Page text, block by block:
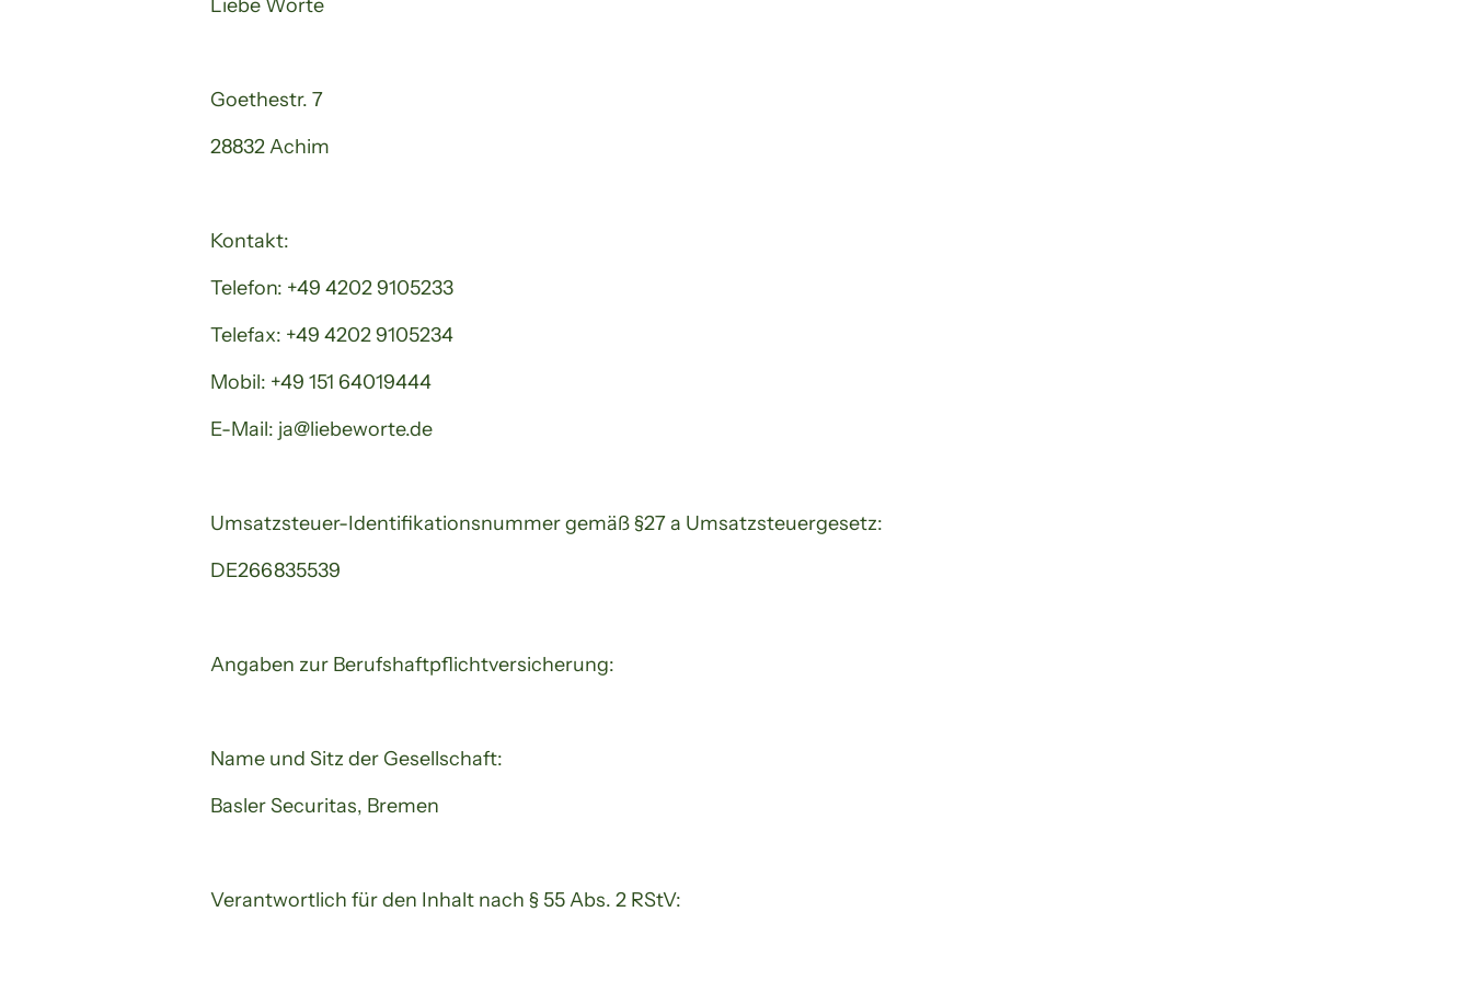
Liebe Worte
Goethestr. 7
28832 Achim
Kontakt:
Telefon: +49 4202 9105233
Telefax: +49 4202 9105234
Mobil: +49 151 64019444
E-Mail: ja@liebeworte.de
Umsatzsteuer-Identifikationsnummer gemäß §27 a Umsatzsteuergesetz:
DE266835539
Angaben zur Berufshaftpflichtversicherung:
Name und Sitz der Gesellschaft:
Basler Securitas, Bremen
Verantwortlich für den Inhalt nach § 55 Abs. 2 RStV: